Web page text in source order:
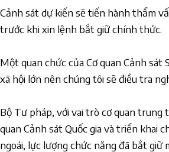
Cảnh sát dự kiến sẽ tiến hành thẩm
trước khi xin lệnh bắt giữ chính thức.
Một quan chức của Cơ quan Cảnh
xã hội lớn nên chúng tôi sẽ điều tra
Bộ Tư pháp, với vai trò cơ quan trung
quan Cảnh sát Quốc gia và triển khai
ngoái, lực lượng chức năng đã bắt